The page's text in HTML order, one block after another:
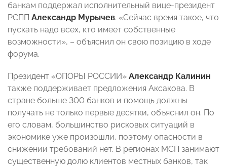
банкам поддержал исполнительный вице-президент
РСПП Александр Мурычев. «Сейчас время такое, что
пускать надо всех, кто имеет собственные
возможности», – объяснил он свою позицию в ходе
форума.
Президент «ОПОРЫ РОССИИ» Александр Калинин
также поддерживает предложения Аксакова. В
стране больше 300 банков и помощь должны
получать не только первые десятки, объяснил он. По
его словам, большинство рисковых ситуаций в
экономике уже произошли, поэтому опасности в
снижении требований нет. В регионах МСП занимают
существенную долю клиентов местных банков, так